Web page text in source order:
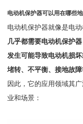
电动机保护器可以用在哪些
电动机保护器就像是电
几乎都需要电动机保护器
发生可能导致电动机损
堵转、不平衡、接地故
因此，它的应用领域其
业和场景：